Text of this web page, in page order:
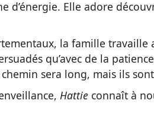
d’énergie. Elle adore
la famille travaille
qu’avec de la
sera long, mais ils
Hattie connaît à